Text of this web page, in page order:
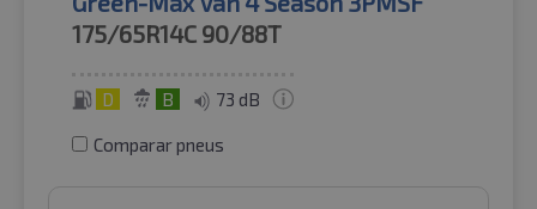
175/65R14C 90/88T
D B 73 dB
Comparar pneus